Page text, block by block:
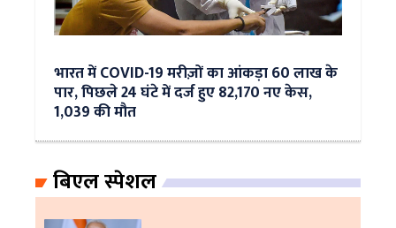
भारत में COVID-19 मरीज़ों का आंकड़ा 60 लाख के
पार, पिछले 24 घंटे में दर्ज हुए 82,170 नए केस,
1,039 की मौत
बिएल स्पेशल